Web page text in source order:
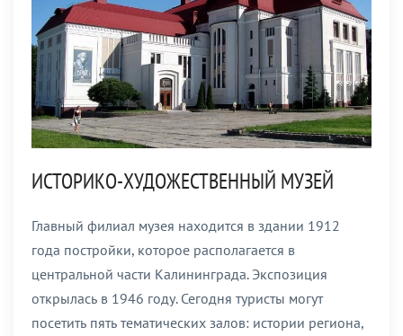
ИСТОРИКО-ХУДОЖЕСТВЕННЫЙ МУЗЕЙ
Главный филиал музея находится в здании 1912
года постройки, которое располагается в
центральной части Калининграда. Экспозиция
открылась в 1946 году. Сегодня туристы могут
посетить пять тематических залов: истории региона,